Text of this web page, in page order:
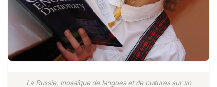
La Russie, mosaïque de langues et de cultures sur un